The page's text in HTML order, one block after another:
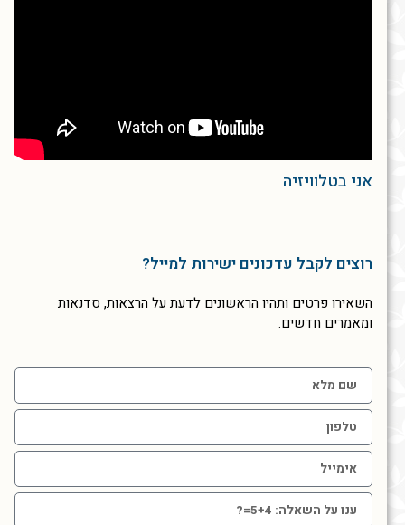
אני בטלוויזיה
רוצים לקבל עדכונים ישירות למייל?
השאירו פרטים ותהיו הראשונים לדעת על הרצאות, סדנאות
ומאמרים חדשים.